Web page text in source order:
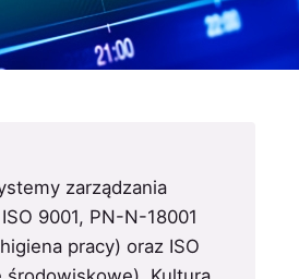
zarządzania
9001, PN-N-18001
pracy) oraz ISO